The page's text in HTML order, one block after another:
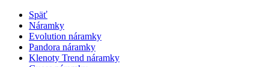
Späť
Náramky
Evolution náramky
Pandora náramky
Klenoty Trend náramky